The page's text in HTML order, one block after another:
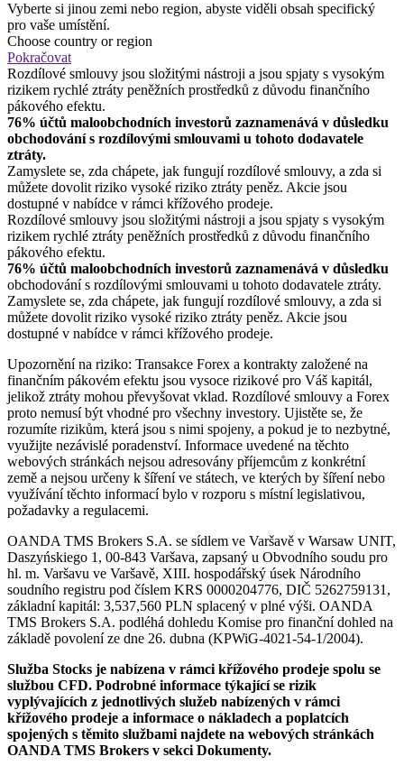
Vyberte si jinou zemi nebo region, abyste viděli obsah specifický
pro vaše umístění.
Choose country or region
Pokračovat
Rozdílové smlouvy jsou složitými nástroji a jsou spjaty s vysokým
rizikem rychlé ztráty peněžních prostředků z důvodu finančního
pákového efektu.
76% účtů maloobchodních investorů zaznamenává v důsledku
obchodování s rozdílovými smlouvami u tohoto dodavatele
ztráty.
Zamyslete se, zda chápete, jak fungují rozdílové smlouvy, a zda si
můžete dovolit riziko vysoké riziko ztráty peněz. Akcie jsou
dostupné v nabídce v rámci křížového prodeje.
Rozdílové smlouvy jsou složitými nástroji a jsou spjaty s vysokým
rizikem rychlé ztráty peněžních prostředků z důvodu finančního
pákového efektu.
76% účtů maloobchodních investorů zaznamenává v důsledku
obchodování s rozdílovými smlouvami u tohoto dodavatele ztráty.
Zamyslete se, zda chápete, jak fungují rozdílové smlouvy, a zda si
můžete dovolit riziko vysoké riziko ztráty peněz. Akcie jsou
dostupné v nabídce v rámci křížového prodeje.
Upozornění na riziko: Transakce Forex a kontrakty založené na
finančním pákovém efektu jsou vysoce rizikové pro Váš kapitál,
jelikož ztráty mohou převyšovat vklad. Rozdílové smlouvy a Forex
proto nemusí být vhodné pro všechny investory. Ujistěte se, že
rozumíte rizikům, která jsou s nimi spojeny, a pokud je to nezbytné,
využijte nezávislé poradenství. Informace uvedené na těchto
webových stránkách nejsou adresovány příjemcům z konkrétní
země a nejsou určeny k šíření ve státech, ve kterých by šíření nebo
využívání těchto informací bylo v rozporu s místní legislativou,
požadavky a regulacemi.
OANDA TMS Brokers S.A. se sídlem ve Varšavě v Warsaw UNIT,
Daszyńskiego 1, 00-843 Varšava, zapsaný u Obvodního soudu pro
hl. m. Varšavu ve Varšavě, XIII. hospodářský úsek Národního
soudního registru pod číslem KRS 0000204776, DIČ 5262759131,
základní kapitál: 3,537,560 PLN splacený v plné výši. OANDA
TMS Brokers S.A. podléhá dohledu Komise pro finanční dohled na
základě povolení ze dne 26. dubna (KPWiG-4021-54-1/2004).
Služba Stocks je nabízena v rámci křížového prodeje spolu se
službou CFD. Podrobné informace týkající se rizik
vyplývajících z jednotlivých služeb nabízených v rámci
křížového prodeje a informace o nákladech a poplatcích
spojených s těmito službami najdete na webových stránkách
OANDA TMS Brokers v sekci Dokumenty.